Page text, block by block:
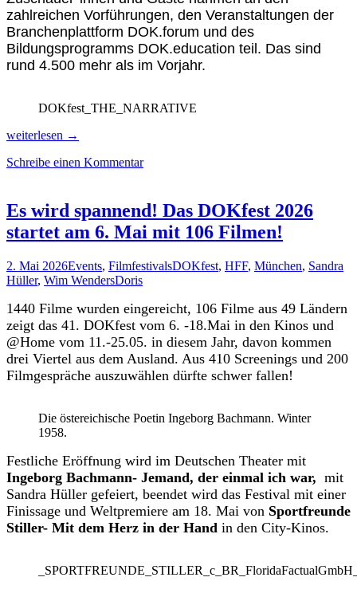
zahlreichen Vorführungen, den Veranstaltungen der
Branchenplattform DOK.forum und des
Bildungsprogramms DOK.education teil. Das sind
rund 4.500 mehr als im Vorjahr.
DOKfest_THE_NARRATIVE
die
DOKfest
2026
weiterlesen →
Schreibe einen Kommentar
Es wird spannend! Das DOKfest 2026
startet am 6. Mai mit 106 Filmen!
2. Mai 2026Events, FilmfestivalsDOKfest, HFF, München, Sandra
Hüller, Wim WendersDoris
1440 Filme wurden eingereicht, 106 Filme aus 49 Ländern
zeigt das 41. DOKfest vom 6. -18.Mai in den Kinos und
@Home vom 11.-25.05. in diesem Jahr, davon kommen
drei Viertel aus dem Ausland. Aus 410 Screenings und 200
Filmgespräche auszuwählen dürfte schwer fallen!
Die östereichische Poetin Ingeborg Bachmann. Winter
1958.
Festliche Eröffnung wird im Deutschen Theater mit
Ingeborg Bachmann- Jemand, der einmal ich war, mit
Sandra Hüller gefeiert, beendet wird das Festival mit einer
Finissage und Weltpremiere am 18. Mai von Sportfreunde
Stiller- Mit dem Herz in der Hand in den City-Kinos.